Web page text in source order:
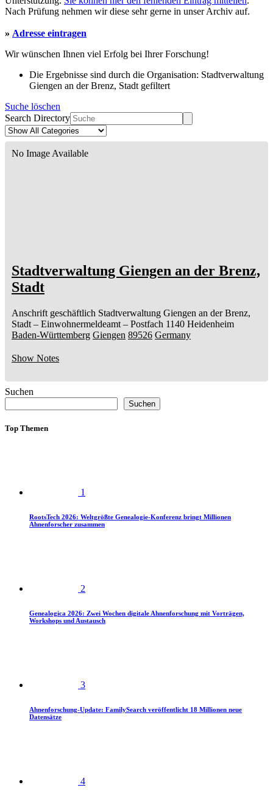
Nach Prüfung nehmen wir diese sehr gerne in unser Archiv auf.
» Adresse eintragen
Wir wünschen Ihnen viel Erfolg bei Ihrer Forschung!
Die Ergebnisse sind durch die Organisation: Stadtverwaltung
Giengen an der Brenz, Stadt gefiltert
Suche löschen
Search Directory
No Image Available
Stadtverwaltung Giengen an der Brenz,
Stadt
Anschrift geschäftlich Stadtverwaltung Giengen an der Brenz,
Stadt – Einwohnermeldeamt – Postfach 1140 Heidenheim
Baden-Württemberg Giengen 89526 Germany
Show Notes
Suchen
Suchen
Top Themen
1
RootsTech 2026: Weltgrößte Genealogie-Konferenz bringt Millionen
Ahnenforscher zusammen
2
Genealogica 2026: Zwei Wochen digitale Ahnenforschung mit Vorträgen,
Workshops und Austausch
3
Ahnenforschung-Update: FamilySearch veröffentlicht 18 Millionen neue
Datensätze
4